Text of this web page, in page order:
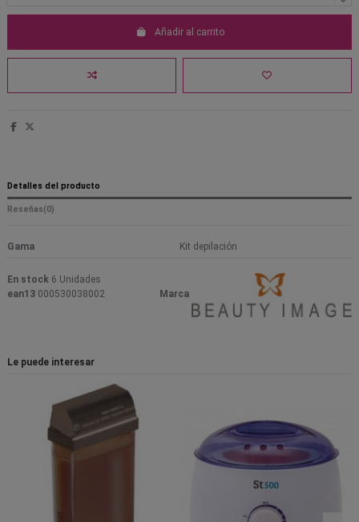
Añadir al carrito
Detalles del producto
Reseñas(0)
Gama Kit depilación
Marca
En stock 6 Unidades
ean13 000530038002
Le puede interesar